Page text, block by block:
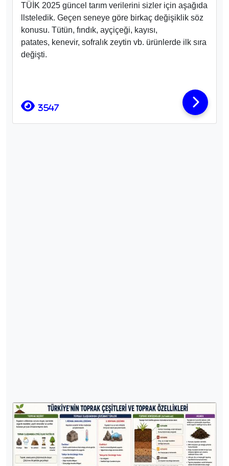
TÜİK 2025 güncel tarım verilerini sizler için aşağıda
llsteledik. Geçen seneye göre birkaç değişiklik söz
konusu. Tütün, fındık, ayçiçeği, kayısı,
patates, kenevir, sofralık zeytin vb. ürünlerde ilk sıra
değişti.
3547